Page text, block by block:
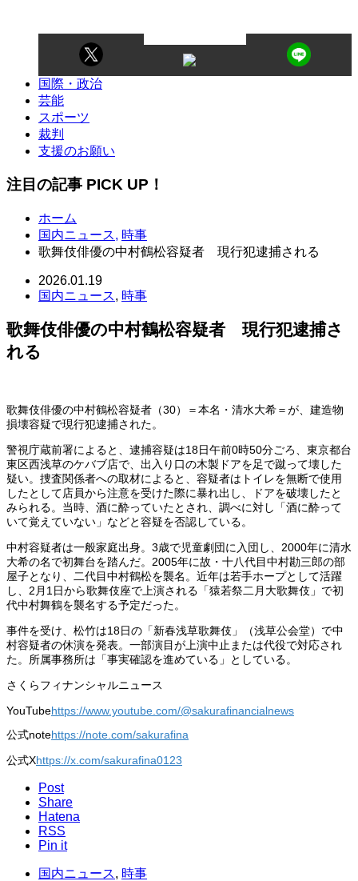
国際・政治
芸能
スポーツ
裁判
支援のお願い
注目の記事 PICK UP！
ホーム
国内ニュース, 時事
歌舞伎俳優の中村鶴松容疑者 現行犯逮捕される
2026.01.19
国内ニュース, 時事
歌舞伎俳優の中村鶴松容疑者 現行犯逮捕さ
れる
歌舞伎俳優の中村鶴松容疑者（30）＝本名・清水大希＝が、建造物
損壊容疑で現行犯逮捕された。
警視庁蔵前署によると、逮捕容疑は18日午前0時50分ごろ、東京都台
東区西浅草のケバブ店で、出入り口の木製ドアを足で蹴って壊した
疑い。捜査関係者への取材によると、容疑者はトイレを無断で使用
したとして店員から注意を受けた際に暴れ出し、ドアを破壊したと
みられる。当時、酒に酔っていたとされ、調べに対し「酒に酔って
いて覚えていない」などと容疑を否認している。
中村容疑者は一般家庭出身。3歳で児童劇団に入団し、2000年に清水
大希の名で初舞台を踏んだ。2005年に故・十八代目中村勘三郎の部
屋子となり、二代目中村鶴松を襲名。近年は若手ホープとして活躍
し、2月1日から歌舞伎座で上演される「猿若祭二月大歌舞伎」で初
代中村舞鶴を襲名する予定だった。
事件を受け、松竹は18日の「新春浅草歌舞伎」（浅草公会堂）で中
村容疑者の休演を発表。一部演目が上演中止または代役で対応され
た。所属事務所は「事実確認を進めている」としている。
さくらフィナンシャルニュース
YouTubehttps://www.youtube.com/@sakurafinancialnews
公式notehttps://note.com/sakurafina
公式Xhttps://x.com/sakurafina0123
Post
Share
Hatena
RSS
Pin it
国内ニュース, 時事